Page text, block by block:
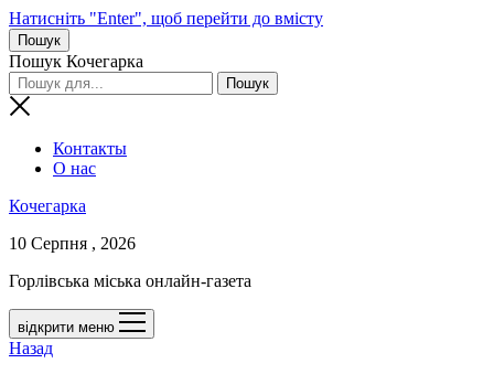
Натисніть "Enter", щоб перейти до вмісту
Пошук
Пошук Кочегарка
Контакты
О нас
Кочегарка
10 Серпня , 2026
Горлівська міська онлайн-газета
відкрити меню
Назад